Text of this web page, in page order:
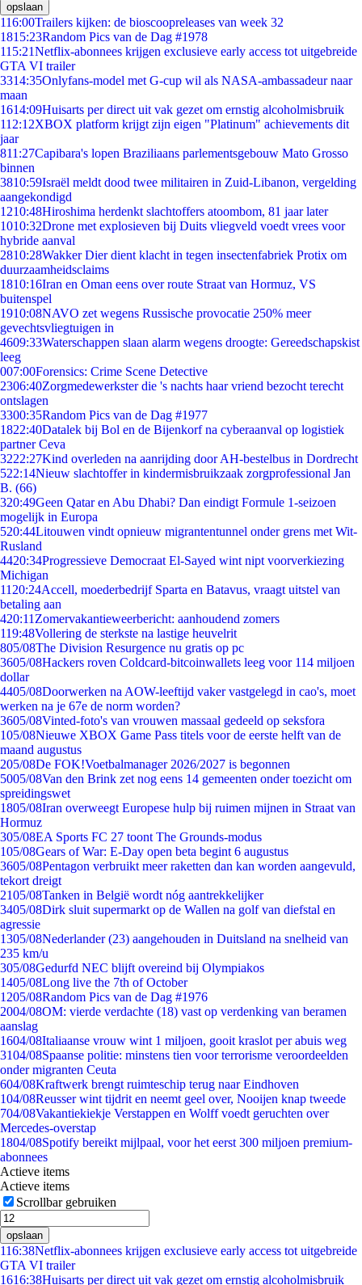
opslaan
116:00Trailers kijken: de bioscoopreleases van week 32
1815:23Random Pics van de Dag #1978
115:21Netflix-abonnees krijgen exclusieve early access tot uitgebreide
GTA VI trailer
3314:35Onlyfans-model met G-cup wil als NASA-ambassadeur naar
maan
1614:09Huisarts per direct uit vak gezet om ernstig alcoholmisbruik
112:12XBOX platform krijgt zijn eigen "Platinum" achievements dit
jaar
811:27Capibara's lopen Braziliaans parlementsgebouw Mato Grosso
binnen
3810:59Israël meldt dood twee militairen in Zuid-Libanon, vergelding
aangekondigd
1210:48Hiroshima herdenkt slachtoffers atoombom, 81 jaar later
1010:32Drone met explosieven bij Duits vliegveld voedt vrees voor
hybride aanval
2810:28Wakker Dier dient klacht in tegen insectenfabriek Protix om
duurzaamheidsclaims
1810:16Iran en Oman eens over route Straat van Hormuz, VS
buitenspel
1910:08NAVO zet wegens Russische provocatie 250% meer
gevechtsvliegtuigen in
4609:33Waterschappen slaan alarm wegens droogte: Gereedschapskist
leeg
007:00Forensics: Crime Scene Detective
2306:40Zorgmedewerkster die 's nachts haar vriend bezocht terecht
ontslagen
3300:35Random Pics van de Dag #1977
1822:40Datalek bij Bol en de Bijenkorf na cyberaanval op logistiek
partner Ceva
3222:27Kind overleden na aanrijding door AH-bestelbus in Dordrecht
522:14Nieuw slachtoffer in kindermisbruikzaak zorgprofessional Jan
B. (66)
320:49Geen Qatar en Abu Dhabi? Dan eindigt Formule 1-seizoen
mogelijk in Europa
520:44Litouwen vindt opnieuw migrantentunnel onder grens met Wit-
Rusland
4420:34Progressieve Democraat El-Sayed wint nipt voorverkiezing
Michigan
11 20:24Accell, moederbedrijf Sparta en Batavus, vraagt uitstel van
betaling aan
420:11 Zomervakantieweerbericht: aanhoudend zomers
119:48Vollering de sterkste na lastige heuvelrit
805/08The Division Resurgence nu gratis op pc
3605/08Hackers roven Coldcard-bitcoinwallets leeg voor 114 miljoen
dollar
4405/08Doorwerken na AOW-leeftijd vaker vastgelegd in cao's, moet
werken na je 67e de norm worden?
3605/08Vinted-foto's van vrouwen massaal gedeeld op seksfora
105/08Nieuwe XBOX Game Pass titels voor de eerste helft van de
maand augustus
205/08De FOK!Voetbalmanager 2026/2027 is begonnen
5005/08Van den Brink zet nog eens 14 gemeenten onder toezicht om
spreidingswet
1805/08Iran overweegt Europese hulp bij ruimen mijnen in Straat van
Hormuz
305/08EA Sports FC 27 toont The Grounds-modus
105/08Gears of War: E-Day open beta begint 6 augustus
3605/08Pentagon verbruikt meer raketten dan kan worden aangevuld,
tekort dreigt
2105/08Tanken in België wordt nóg aantrekkelijker
3405/08Dirk sluit supermarkt op de Wallen na golf van diefstal en
agressie
1305/08Nederlander (23) aangehouden in Duitsland na snelheid van
235 km/u
305/08Gedurfd NEC blijft overeind bij Olympiakos
1405/08Long live the 7th of October
1205/08Random Pics van de Dag #1976
2004/08OM: vierde verdachte (18) vast op verdenking van beramen
aanslag
1604/08Italiaanse vrouw wint 1 miljoen, gooit kraslot per abuis weg
3104/08Spaanse politie: minstens tien voor terrorisme veroordeelden
onder migranten Ceuta
604/08Kraftwerk brengt ruimteschip terug naar Eindhoven
104/08Reusser wint tijdrit en neemt geel over, Nooijen knap tweede
704/08Vakantiekiekje Verstappen en Wolff voedt geruchten over
Mercedes-overstap
1804/08Spotify bereikt mijlpaal, voor het eerst 300 miljoen premium-
abonnees
Actieve items
Actieve items
Scrollbar gebruiken
opslaan
116:38Netflix-abonnees krijgen exclusieve early access tot uitgebreide
GTA VI trailer
1616:38Huisarts per direct uit vak gezet om ernstig alcoholmisbruik